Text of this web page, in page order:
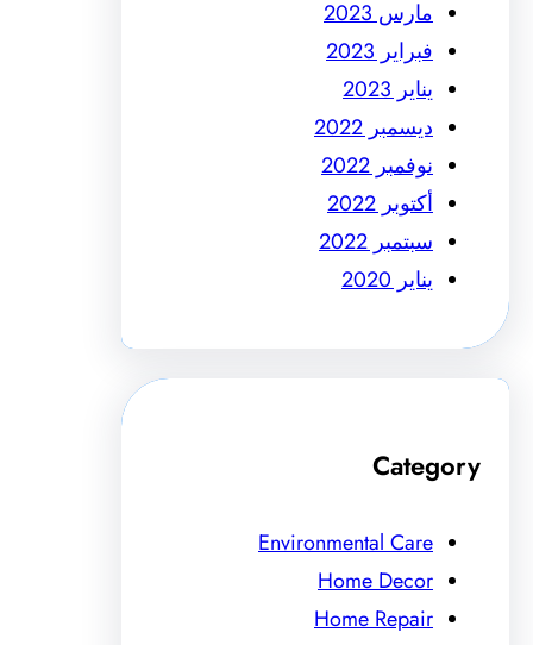
مارس 2023
فبراير 2023
يناير 2023
ديسمبر 2022
نوفمبر 2022
أكتوبر 2022
سبتمبر 2022
يناير 2020
Category
Environmental Care
Home Decor
Home Repair